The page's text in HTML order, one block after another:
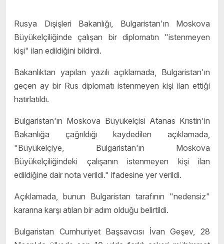
Rusya Dışişleri Bakanlığı, Bulgaristan'ın Moskova
Büyükelçiliğinde çalışan bir diplomatın "istenmeyen
kişi" ilan edildiğini bildirdi.
Bakanlıktan yapılan yazılı açıklamada, Bulgaristan'ın
geçen ay bir Rus diplomatı istenmeyen kişi ilan ettiği
hatırlatıldı.
Bulgaristan'ın Moskova Büyükelçisi Atanas Krıstin'in
Bakanlığa çağrıldığı kaydedilen açıklamada,
"Büyükelçiye, Bulgaristan'ın Moskova
Büyükelçiliğindeki çalışanın istenmeyen kişi ilan
edildiğine dair nota verildi." ifadesine yer verildi.
Açıklamada, bunun Bulgaristan tarafının "nedensiz"
kararına karşı atılan bir adım olduğu belirtildi.
Bulgaristan Cumhuriyet Başsavcısı İvan Geşev, 28